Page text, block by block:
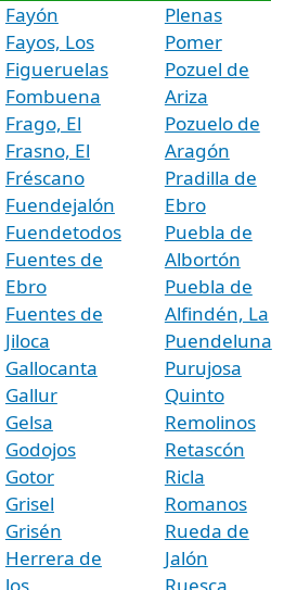
Fayón
Fayos, Los
Figueruelas
Fombuena
Frago, El
Frasno, El
Fréscano
Fuendejalón
Fuendetodos
Fuentes de
Ebro
Fuentes de
Jiloca
Gallocanta
Gallur
Gelsa
Godojos
Gotor
Grisel
Grisén
Herrera de
los
Plenas
Pomer
Pozuel de
Ariza
Pozuelo de
Aragón
Pradilla de
Ebro
Puebla de
Albortón
Puebla de
Alfindén, La
Puendeluna
Purujosa
Quinto
Remolinos
Retascón
Ricla
Romanos
Rueda de
Jalón
Ruesca